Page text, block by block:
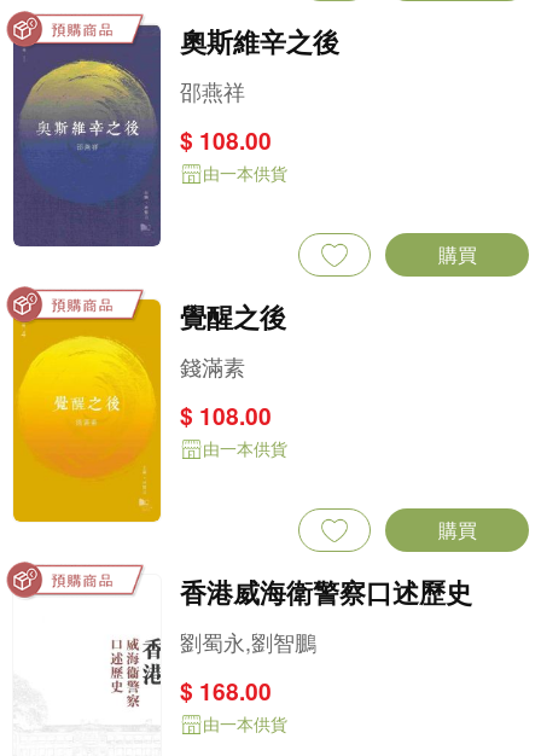
奧斯維辛之後
邵燕祥
$ 108.00
由一本供貨
購買
覺醒之後
錢滿素
$ 108.00
由一本供貨
購買
香港威海衛警察口述歷史
劉蜀永,劉智鵬
$ 168.00
由一本供貨